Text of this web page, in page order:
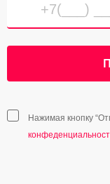
Нажимая кнопку